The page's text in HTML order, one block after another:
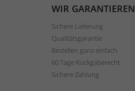
WIR GARANTIEREN
Sichere Lieferung
Qualitätsgarantie
Bestellen ganz einfach
60 Tage Rückgaberecht
Sichere Zahlung